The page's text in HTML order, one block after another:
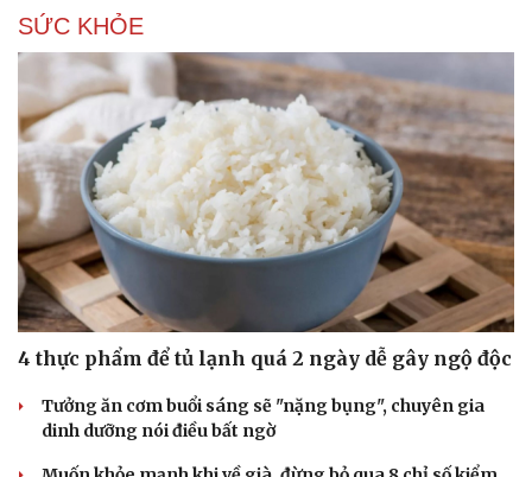
SỨC KHỎE
4 thực phẩm để tủ lạnh quá 2 ngày dễ gây ngộ độc
Tưởng ăn cơm buổi sáng sẽ "nặng bụng", chuyên gia
dinh dưỡng nói điều bất ngờ